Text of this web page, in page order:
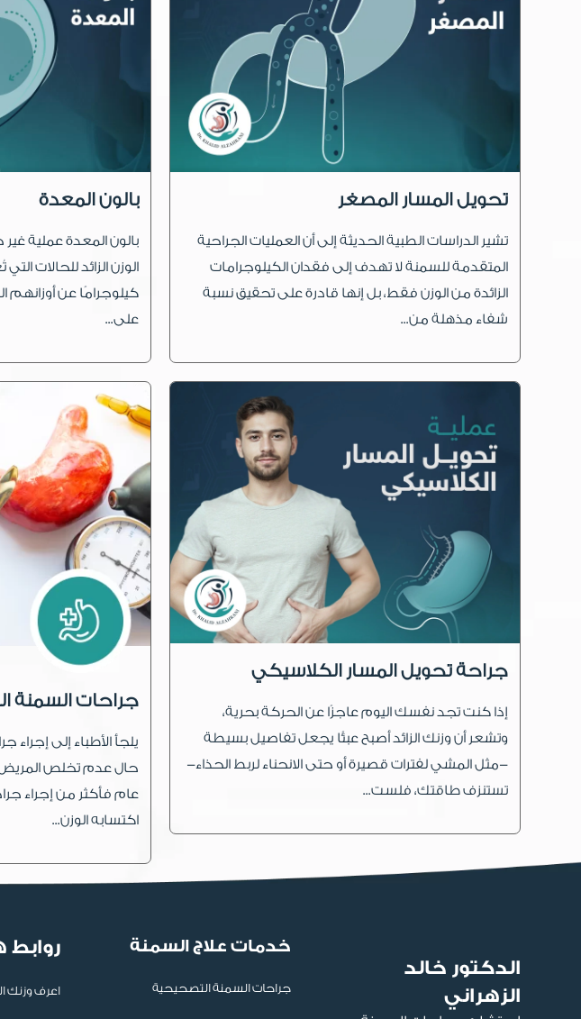
تحويل المسار المصغر
تشير الدراسات الطبية الحديثة إلى أن العمليات الجراحية
المتقدمة للسمنة لا تهدف إلى فقدان الكيلوجرامات
الزائدة من الوزن فقط، بل إنها قادرة على تحقيق نسبة
شفاء مذهلة من...
بالون المعدة
بالون المعدة عملية
كيلوجرامًا عن أوزانهم
على...
جراحة تحويل المسار الكلاسيكي
إذا كنت تجد نفسك اليوم عاجزًا عن الحركة بحرية،
وتشعر أن وزنك الزائد أصبح عبئًا يجعل تفاصيل بسيطة
-مثل المشي لفترات قصيرة أو حتى الانحناء لربط الحذاء-
تستنزف طاقتك، فلست...
جراحات السمنة
يلجأ الأطباء إلى
عام فأكثر من إجراء
اكتسابه الوزن...
روابط
اعرف وزنك
خدمات علاج السمنة
جراحات السمنة التصحيحية
الدكتور خالد
الزهراني